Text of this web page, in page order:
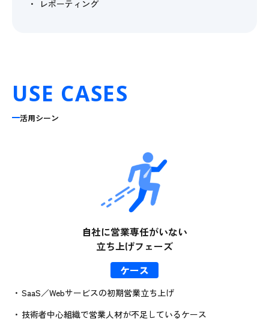
レポーティング
USE CASES
活用シーン
自社に営業専任がいない
立ち上げフェーズ
ケース
SaaS／Webサービスの初期営業立ち上げ
技術者中心組織で営業人材が不足しているケース